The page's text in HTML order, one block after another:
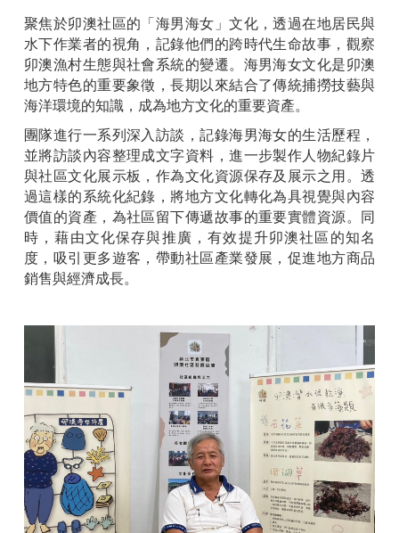
聚焦於卯澳社區的「海男海女」文化，透過在地居民與
水下作業者的視角，記錄他們的跨時代生命故事，觀察
卯澳漁村生態與社會系統的變遷。海男海女文化是卯澳
地方特色的重要象徵，長期以來結合了傳統捕撈技藝與
海洋環境的知識，成為地方文化的重要資產。
團隊進行一系列深入訪談，記錄海男海女的生活歷程，
並將訪談內容整理成文字資料，進一步製作人物紀錄片
與社區文化展示板，作為文化資源保存及展示之用。透
過這樣的系統化紀錄，將地方文化轉化為具視覺與內容
價值的資產，為社區留下傳遞故事的重要實體資源。同
時，藉由文化保存與推廣，有效提升卯澳社區的知名
度，吸引更多遊客，帶動社區產業發展，促進地方商品
銷售與經濟成長。